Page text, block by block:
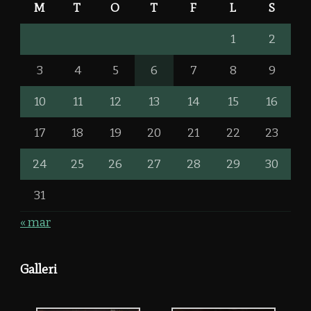
M T O T F L S
1 2
3 4 5 6 7 8 9
10 11 12 13 14 15 16
17 18 19 20 21 22 23
24 25 26 27 28 29 30
31
« mar
Galleri